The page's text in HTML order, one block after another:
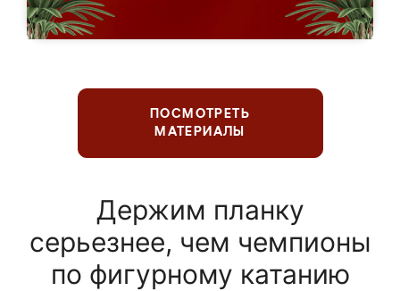
ПОСМОТРЕТЬ
МАТЕРИАЛЫ
Держим планку
серьезнее, чем чемпионы
по фигурному катанию